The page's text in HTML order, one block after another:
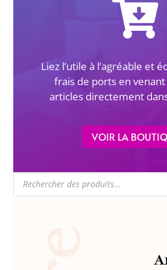
Liez l’utile à l’agréable et
frais de ports en
articles directement
VOIR LA
Recherche
de
produits